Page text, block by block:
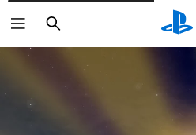
Buscar